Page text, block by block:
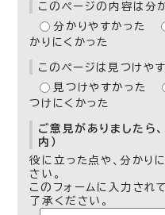
このページの内容は分
分かりやすかった
かりにくかった
このページは見つけやす
見つけやすかった
つけにくかった
ご意見がありましたら
内）
役に立った点や、分かり
さい。
このフォームに入力され
了承ください。